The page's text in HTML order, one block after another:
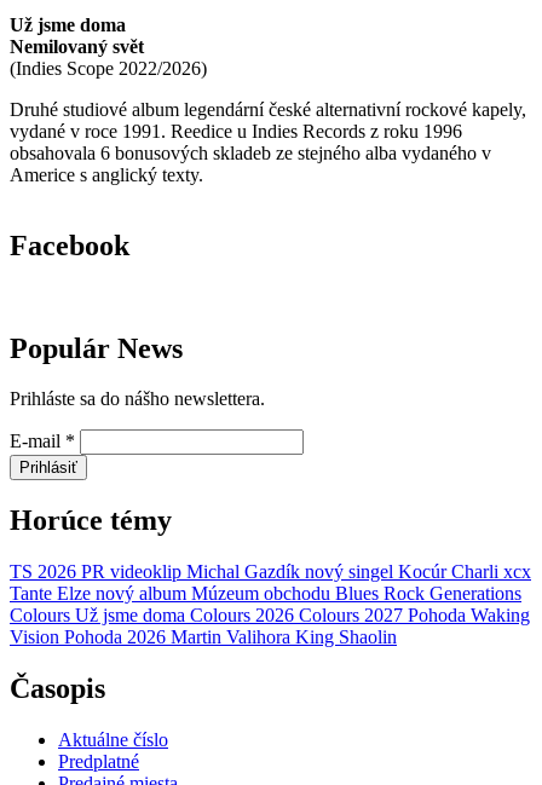
Už jsme doma
Nemilovaný svět
(Indies Scope 2022/2026)
Druhé studiové album legendární české alternativní rockové kapely,
vydané v roce 1991. Reedice u Indies Records z roku 1996
obsahovala 6 bonusových skladeb ze stejného alba vydaného v
Americe s anglický texty.
Facebook
Populár News
Prihláste sa do nášho newslettera.
E-mail *
Prihlásiť
Horúce témy
TS 2026 PR videoklip Michal Gazdík nový singel Kocúr Charli xcx
Tante Elze nový album Múzeum obchodu Blues Rock Generations
Colours Už jsme doma Colours 2026 Colours 2027 Pohoda Waking
Vision Pohoda 2026 Martin Valihora King Shaolin
Časopis
Aktuálne číslo
Predplatné